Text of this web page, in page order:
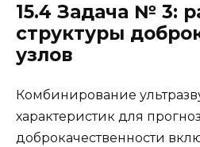
15.4 Задача № 3:
структуры
узлов
Комбинирование
характеристик для
доброкачественности